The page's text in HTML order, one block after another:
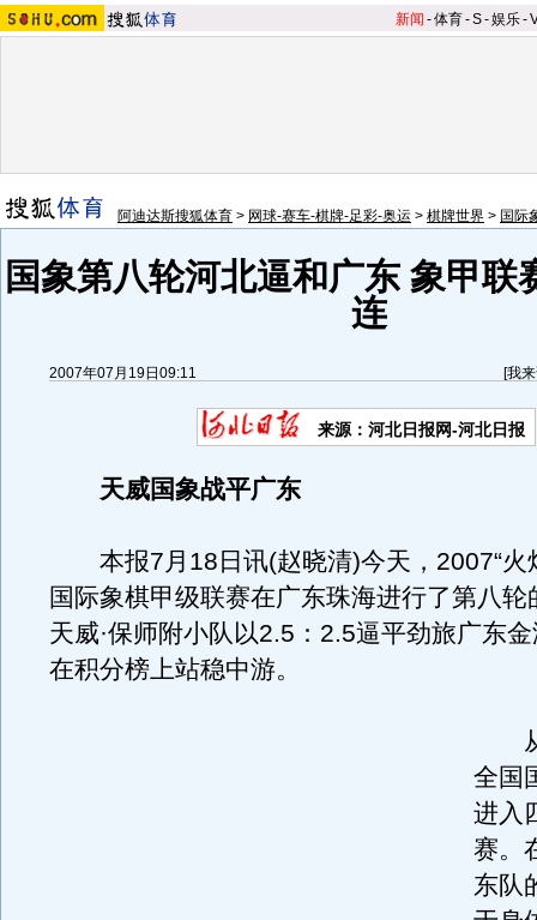
新闻 -体育-S-娱乐-
阿迪达斯搜狐体育 > 网球-赛车-棋牌-足彩-奥运 > 棋牌世界 > 国际
国象第八轮河北逼和广东 象甲联
连
2007年07月19日09:11 [我
来源：河北日报网-河北日报
天威国象战平广东
本报7月18日讯(赵晓清)今天，2007“火
国际象棋甲级联赛在广东珠海进行了第八轮
天威·保师附小队以2.5：2.5逼平劲旅广东金
在积分榜上站稳中游。
从
全国
进入
赛。
东队